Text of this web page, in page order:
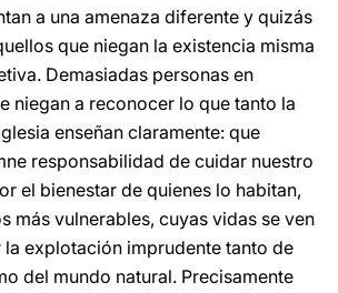
a una amenaza diferente y quizás
que niegan la existencia misma
Demasiadas personas en
niegan a reconocer lo que tanto la
enseñan claramente: que
responsabilidad de cuidar nuestro
el bienestar de quienes lo habitan,
más vulnerables, cuyas vidas se ven
la explotación imprudente tanto de
del mundo natural. Precisamente